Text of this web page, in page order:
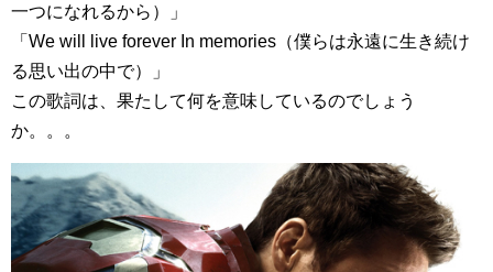
一つになれるから）」
「We will live forever In memories（僕らは永遠に生き続け
る思い出の中で）」
この歌詞は、果たして何を意味しているのでしょう
か。。。